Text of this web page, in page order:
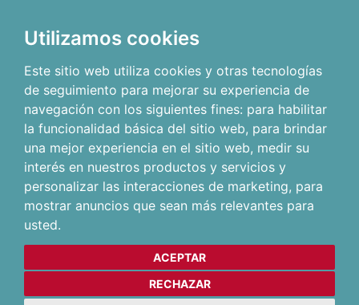
Utilizamos cookies
Este sitio web utiliza cookies y otras tecnologías
de seguimiento para mejorar su experiencia de
navegación con los siguientes fines: para habilitar
la funcionalidad básica del sitio web, para brindar
una mejor experiencia en el sitio web, medir su
interés en nuestros productos y servicios y
personalizar las interacciones de marketing, para
mostrar anuncios que sean más relevantes para
usted.
ACEPTAR
RECHAZAR